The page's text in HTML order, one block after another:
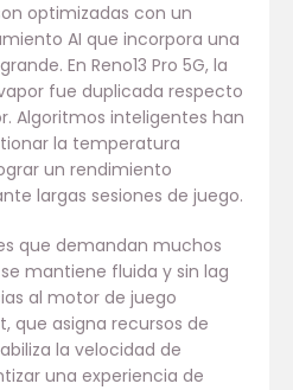
optimizadas con un
AI que incorpora una
En Reno13 Pro 5G, la
fue duplicada respecto
Algoritmos inteligentes han
la temperatura
un rendimiento
largas sesiones de juego.
que demandan muchos
mantiene fluida y sin lag
al motor de juego
que asigna recursos de
la velocidad de
una experiencia de